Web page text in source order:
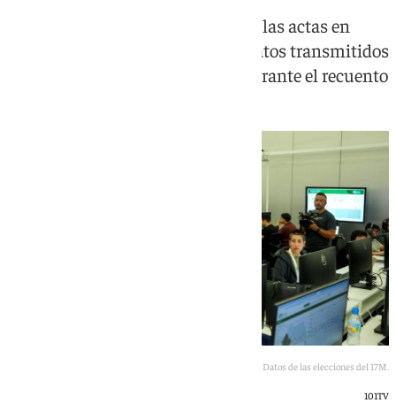
El sistema analizará imágenes de las actas en
tiempo real para comprobar los datos transmitidos
y detectar posibles incidencias durante el recuento
Antonio Sanz en su visita al Centro de Difusión de Datos de las elecciones del 17M.
101TV